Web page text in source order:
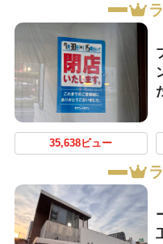
35,638ビュー